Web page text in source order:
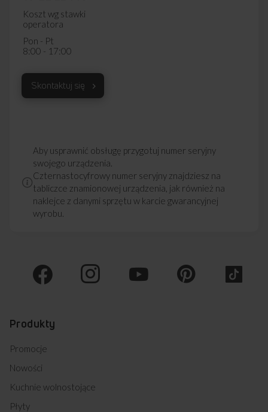
Koszt wg stawki
operatora
Pon - Pt
8:00 - 17:00
Skontaktuj się
Aby usprawnić obsługę przygotuj numer seryjny
swojego urządzenia.
Czternastocyfrowy numer seryjny znajdziesz na
tabliczce znamionowej urządzenia, jak również na
naklejce z danymi sprzętu w karcie gwarancyjnej
wyrobu.
Produkty
Promocje
Nowości
Kuchnie wolnostojące
Płyty